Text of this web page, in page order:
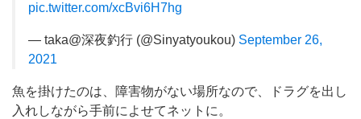
pic.twitter.com/xcBvi6H7hg
— taka@深夜釣行 (@Sinyatyoukou) September 26,
2021
魚を掛けたのは、障害物がない場所なので、ドラグを出し
入れしながら手前によせてネットに。